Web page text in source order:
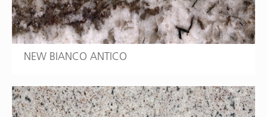
NEW BIANCO ANTICO